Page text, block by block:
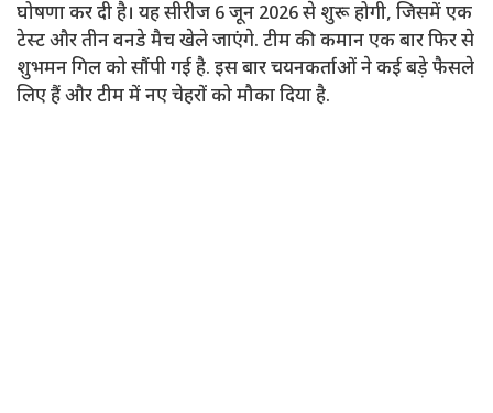
घोषणा कर दी है। यह सीरीज 6 जून 2026 से शुरू होगी, जिसमें एक
टेस्ट और तीन वनडे मैच खेले जाएंगे. टीम की कमान एक बार फिर से
शुभमन गिल को सौंपी गई है. इस बार चयनकर्ताओं ने कई बड़े फैसले
लिए हैं और टीम में नए चेहरों को मौका दिया है.